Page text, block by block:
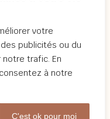
votre
publicités ou du
trafic. En
à notre
C'est ok pour moi